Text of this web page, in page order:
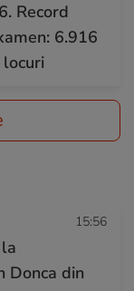
Record
6.916
15:56
Donca din